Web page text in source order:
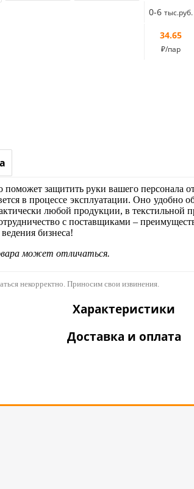
0-6 тыс.руб.
34.65
₽/пар
защитить руки вашего персонала
в процессе эксплуатации. Оно удобно
любой продукции, в текстильной
с поставщиками –
бизнеса!
может отличаться.
некорректно. Приносим свои извинения.
Характеристики
Доставка и оплата